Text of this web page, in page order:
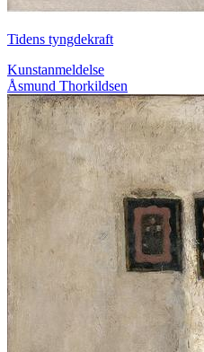
Tidens tyngdekraft
Kunstanmeldelse
Åsmund Thorkildsen